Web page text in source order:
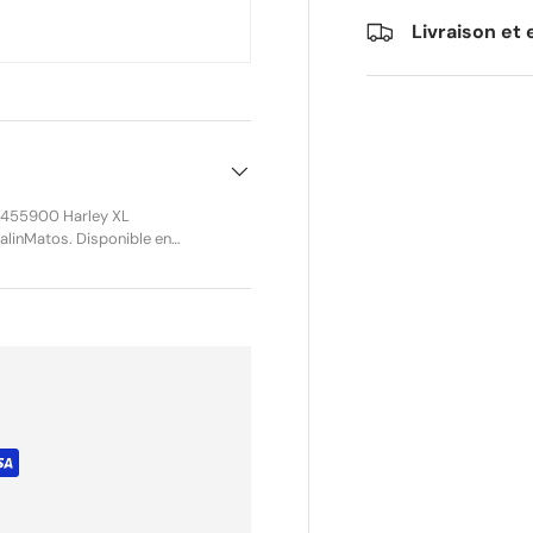
Livraison et
Harley XL
XL Sportster et
garantissant fiabilité et
direct